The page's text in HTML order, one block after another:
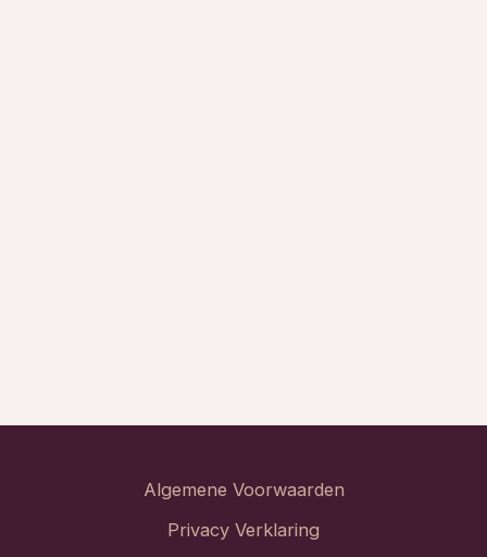
Algemene Voorwaarden
Privacy Verklaring